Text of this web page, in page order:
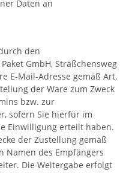
Daten an
den
GmbH, Sträßchensweg
E-Mail-Adresse gemäß Art.
der Ware zum Zweck
bzw. zur
sofern Sie hierfür im
Einwilligung erteilt haben.
der Zustellung gemäß
Namen des Empfängers
Die Weitergabe erfolgt